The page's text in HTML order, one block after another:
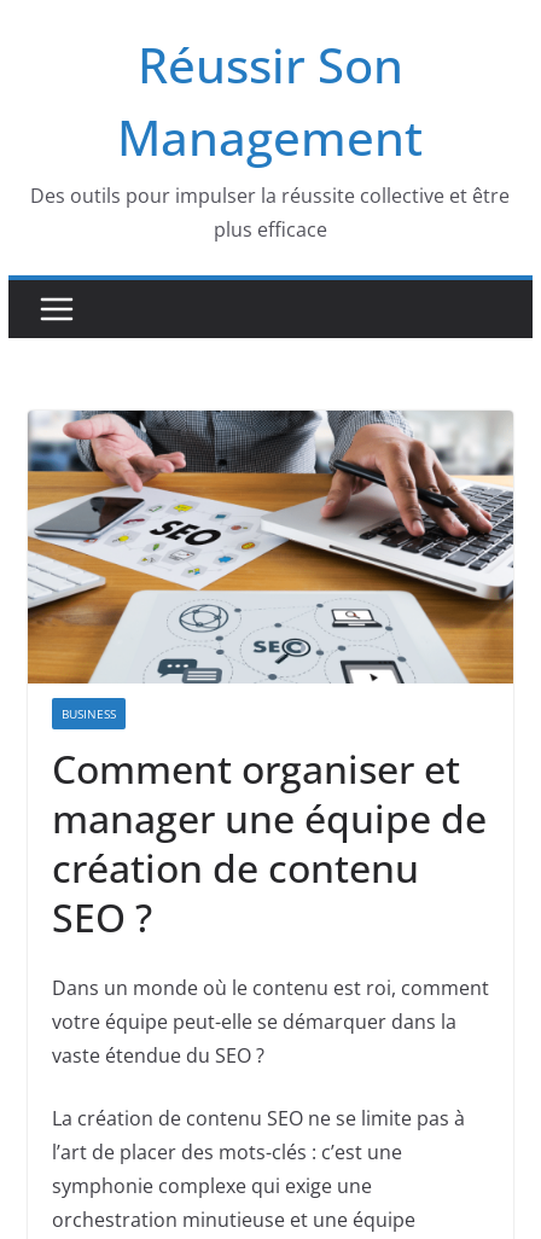
Réussir Son
Management
Des outils pour impulser la réussite collective et être
plus efficace
BUSINESS
Comment organiser et
manager une équipe de
création de contenu
SEO ?
Dans un monde où le contenu est roi, comment
votre équipe peut-elle se démarquer dans la
vaste étendue du SEO ?
La création de contenu SEO ne se limite pas à
l’art de placer des mots-clés : c’est une
symphonie complexe qui exige une
orchestration minutieuse et une équipe